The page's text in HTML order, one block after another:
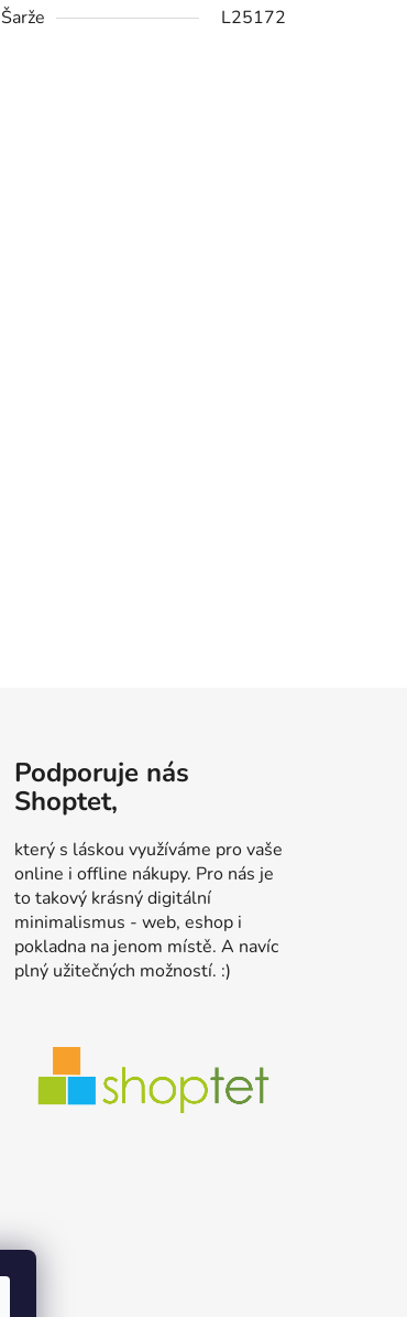
Šarže
L25172
Podporuje nás
Shoptet,
který s láskou využíváme pro vaše
online i offline nákupy. Pro nás je
to takový krásný digitální
minimalismus - web, eshop i
pokladna na jenom místě. A navíc
plný užitečných možností. :)